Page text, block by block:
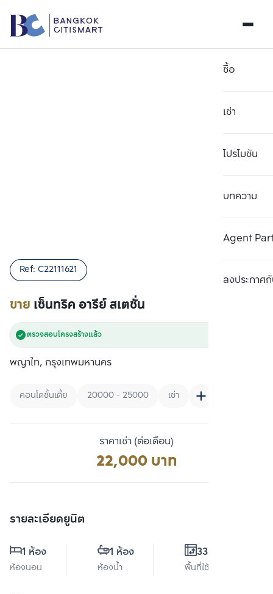
ซื้อ
เช่า
โปรโมชัน
บทความ
Agent
ลงประกาศกั
ขาย เซ็นทริค อารีย์ สเตชั่น
Ref: C22111621
ตรวจสอบโครงสร้างแล้ว
พญาไท, กรุงเทพมหานคร
คอนโดชั้นเตี้ย 20000 - 25000 เช่า
ราคาเช่า (ต่อเดือน)
22,000 บาท
รายละเอียดยูนิต
1 ห้อง
ห้องนอน
1 ห้อง
ห้องน้ำ
33.3 ตร.ม.
พื้นที่ใช้สอย